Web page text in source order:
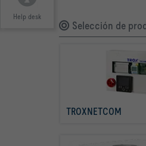
Help desk
Selección de
TROXNETCOM